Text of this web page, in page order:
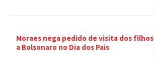
Moraes nega pedido de visita dos filhos
a Bolsonaro no Dia dos Pais